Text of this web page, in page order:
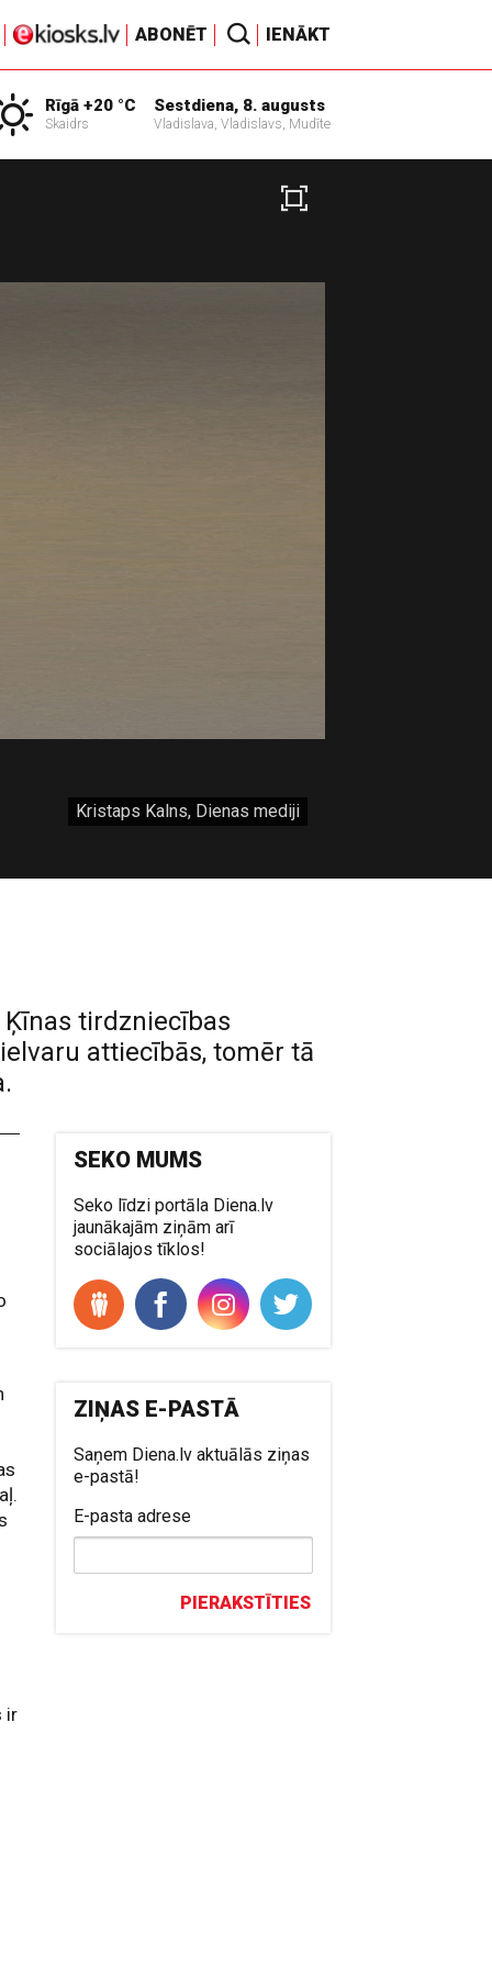
ABONĒT IENĀKT
Rīgā +20 °C
Skaidrs
Sestdiena, 8. augusts
Vladislava, Vladislavs, Mudīte
Kristaps Kalns, Dienas mediji
tirdzniecības
attiecībās, tomēr tā
ir
SEKO MUMS
Seko līdzi portāla Diena.lv
jaunākajām ziņām arī
sociālajos tīklos!
ZIŅAS E-PASTĀ
Saņem Diena.lv aktuālās ziņas
e-pastā!
E-pasta adrese
PIERAKSTĪTIES